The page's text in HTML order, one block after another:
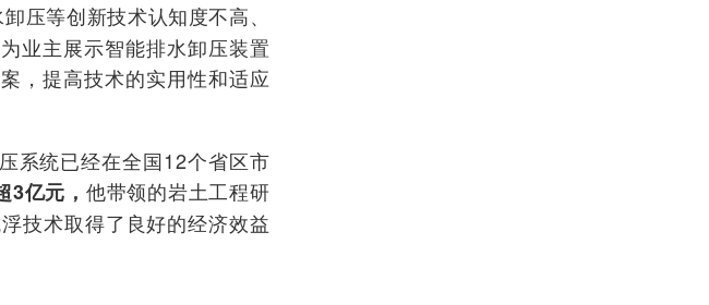
压等创新技术认知度不高、
业主展示智能排水卸压装置
，提高技术的实用性和适应
系统已经在全国12个省区市
3亿元， 他带领的岩土工程研
技术取得了良好的经济效益